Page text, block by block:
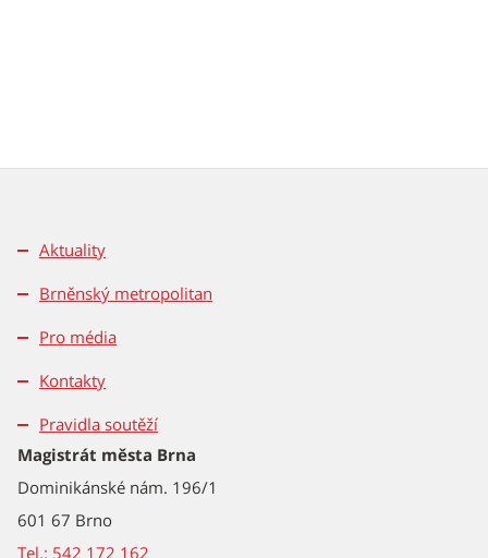
Aktuality
Brněnský metropolitan
Pro média
Kontakty
Pravidla soutěží
Magistrát města Brna
Dominikánské nám. 196/1
601 67 Brno
Tel.: 542 172 162